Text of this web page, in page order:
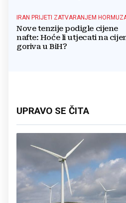
IRAN PRIJETI ZATVARANJEM
Nove tenzije podigle cijene
nafte: Hoće li utjecati na
goriva u BiH?
UPRAVO SE ČITA